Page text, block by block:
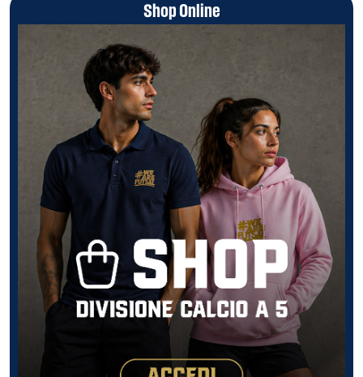
Shop Online